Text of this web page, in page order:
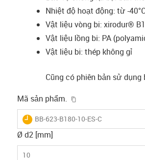
Nhiệt độ hoạt động: từ -
Vật liệu vòng bi: xirodur®
Vật liệu lồng bi: PA
Vật liệu bi: thép không gỉ
Cũng có phiên bản sử
Mã sản phẩm.
igus-icon-lieferzeit
BB-623-B180-10-ES-C
Ø d2 [mm]
10